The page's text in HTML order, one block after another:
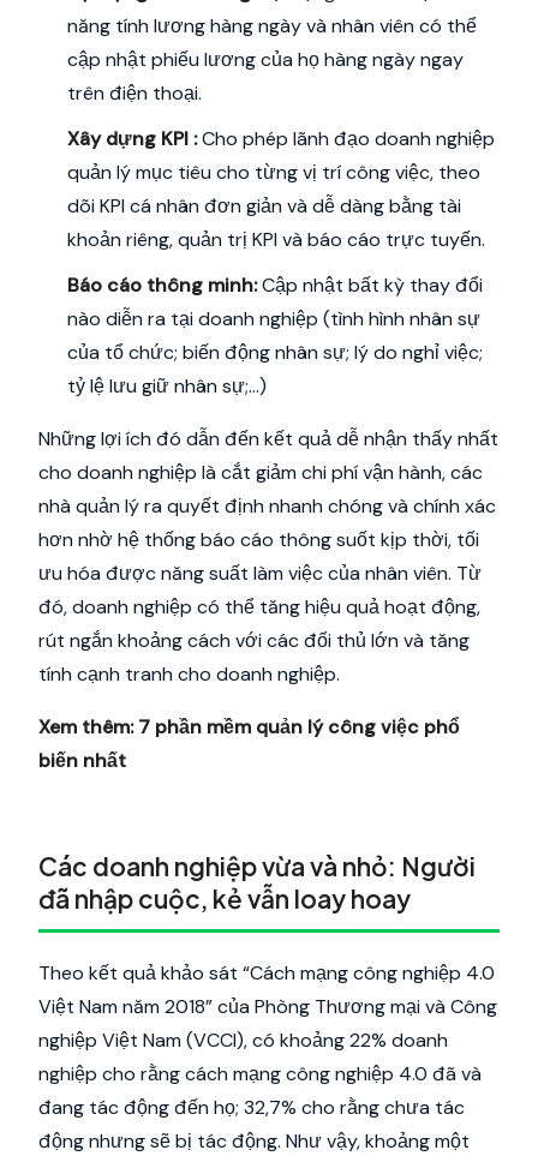
năng tính lương hàng ngày và nhân viên có thể
cập nhật phiếu lương của họ hàng ngày ngay
trên điện thoại.
Xây dựng KPI :Cho phép lãnh đạo doanh nghiệp
quản lý mục tiêu cho từng vị trí công việc, theo
dõi KPI cá nhân đơn giản và dễ dàng bằng tài
khoản riêng, quản trị KPI và báo cáo trực tuyến.
Báo cáo thông minh:Cập nhật bất kỳ thay đổi
nào diễn ra tại doanh nghiệp (tình hình nhân sự
của tổ chức; biến động nhân sự; lý do nghỉ việc;
tỷ lệ lưu giữ nhân sự;...)
Những lợi ích đó dẫn đến kết quả dễ nhận thấy nhất
cho doanh nghiệp là cắt giảm chi phí vận hành, các
nhà quản lý ra quyết định nhanh chóng và chính xác
hơn nhờ hệ thống báo cáo thông suốt kịp thời, tối
ưu hóa được năng suất làm việc của nhân viên. Từ
đó, doanh nghiệp có thể tăng hiệu quả hoạt động,
rút ngắn khoảng cách với các đối thủ lớn và tăng
tính cạnh tranh cho doanh nghiệp.
Xem thêm: 7 phần mềm quản lý công việc phổ
biến nhất
Các doanh nghiệp vừa và nhỏ: Người
đã nhập cuộc, kẻ vẫn loay hoay
Theo kết quả khảo sát “Cách mạng công nghiệp 4.0
Việt Nam năm 2018” của Phòng Thương mại và Công
nghiệp Việt Nam (VCCI), có khoảng 22% doanh
nghiệp cho rằng cách mạng công nghiệp 4.0 đã và
đang tác động đến họ; 32,7% cho rằng chưa tác
động nhưng sẽ bị tác động. Như vậy, khoảng một